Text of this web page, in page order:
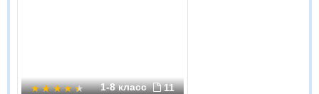
1-8 класс 11